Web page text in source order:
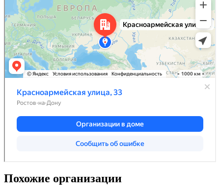
Похожие организации